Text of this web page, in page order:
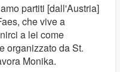
partiti [dall'Austria]
che vive a
a lei come
organizzato da St.
Monika.